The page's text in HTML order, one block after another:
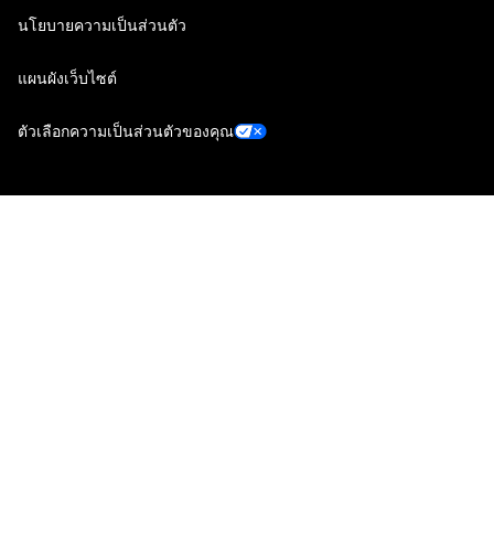
นโยบายความเป็นส่วนตัว
แผนผังเว็บไซต์
ตัวเลือกความเป็นส่วนตัวของคุณ